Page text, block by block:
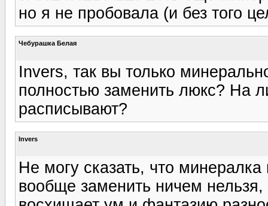
но я не пробовала (и без того
Чебурашка Белая
Invers, так вы только
полностью заменить люкс? На
расписывают?
Invers
Не могу сказать, что
вообще заменить ничем